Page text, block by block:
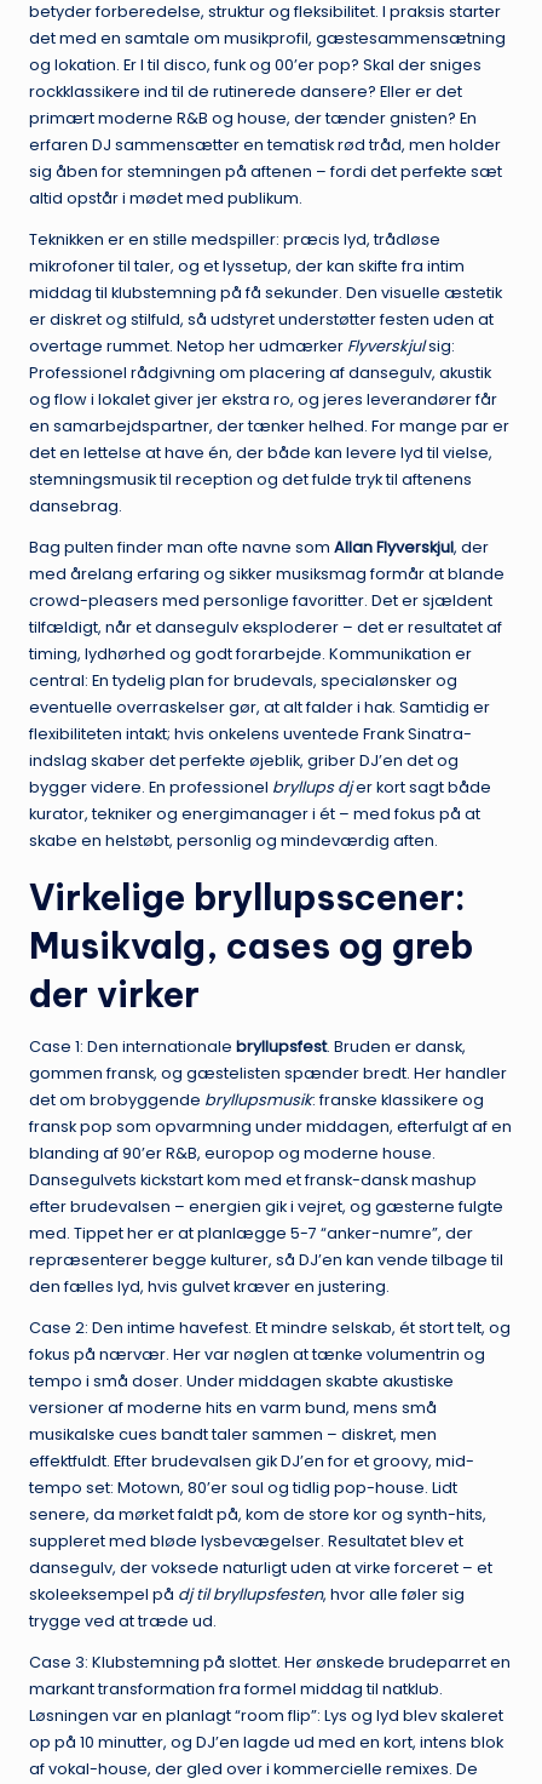
betyder forberedelse, struktur og fleksibilitet. I praksis starter
det med en samtale om musikprofil, gæstesammensætning
og lokation. Er I til disco, funk og 00’er pop? Skal der sniges
rockklassikere ind til de rutinerede dansere? Eller er det
primært moderne R&B og house, der tænder gnisten? En
erfaren DJ sammensætter en tematisk rød tråd, men holder
sig åben for stemningen på aftenen – fordi det perfekte sæt
altid opstår i mødet med publikum.
Teknikken er en stille medspiller: præcis lyd, trådløse
mikrofoner til taler, og et lyssetup, der kan skifte fra intim
middag til klubstemning på få sekunder. Den visuelle æstetik
er diskret og stilfuld, så udstyret understøtter festen uden at
overtage rummet. Netop her udmærker Flyverskjulsig:
Professionel rådgivning om placering af dansegulv, akustik
og flow i lokalet giver jer ekstra ro, og jeres leverandører får
en samarbejdspartner, der tænker helhed. For mange par er
det en lettelse at have én, der både kan levere lyd til vielse,
stemningsmusik til reception og det fulde tryk til aftenens
dansebrag.
Bag pulten finder man ofte navne som Allan Flyverskjul, der
med årelang erfaring og sikker musiksmag formår at blande
crowd-pleasers med personlige favoritter. Det er sjældent
tilfældigt, når et dansegulv eksploderer – det er resultatet af
timing, lydhørhed og godt forarbejde. Kommunikation er
central: En tydelig plan for brudevals, specialønsker og
eventuelle overraskelser gør, at alt falder i hak. Samtidig er
flexibiliteten intakt; hvis onkelens uventede Frank Sinatra-
indslag skaber det perfekte øjeblik, griber DJ’en det og
bygger videre. En professionel bryllups djer kort sagt både
kurator, tekniker og energimanager i ét – med fokus på at
skabe en helstøbt, personlig og mindeværdig aften.
Virkelige bryllupsscener:
Musikvalg, cases og greb
der virker
Case 1: Den internationale bryllupsfest. Bruden er dansk,
gommen fransk, og gæstelisten spænder bredt. Her handler
det om brobyggende bryllupsmusik: franske klassikere og
fransk pop som opvarmning under middagen, efterfulgt af en
blanding af 90’er R&B, europop og moderne house.
Dansegulvets kickstart kom med et fransk-dansk mashup
efter brudevalsen – energien gik i vejret, og gæsterne fulgte
med. Tippet her er at planlægge 5-7 “anker-numre”, der
repræsenterer begge kulturer, så DJ’en kan vende tilbage til
den fælles lyd, hvis gulvet kræver en justering.
Case 2: Den intime havefest. Et mindre selskab, ét stort telt, og
fokus på nærvær. Her var nøglen at tænke volumentrin og
tempo i små doser. Under middagen skabte akustiske
versioner af moderne hits en varm bund, mens små
musikalske cues bandt taler sammen – diskret, men
effektfuldt. Efter brudevalsen gik DJ’en for et groovy, mid-
tempo set: Motown, 80’er soul og tidlig pop-house. Lidt
senere, da mørket faldt på, kom de store kor og synth-hits,
suppleret med bløde lysbevægelser. Resultatet blev et
dansegulv, der voksede naturligt uden at virke forceret – et
skoleeksempel på dj til bryllupsfesten, hvor alle føler sig
trygge ved at træde ud.
Case 3: Klubstemning på slottet. Her ønskede brudeparret en
markant transformation fra formel middag til natklub.
Løsningen var en planlagt “room flip”: Lys og lyd blev skaleret
op på 10 minutter, og DJ’en lagde ud med en kort, intens blok
af vokal-house, der gled over i kommercielle remixes. De